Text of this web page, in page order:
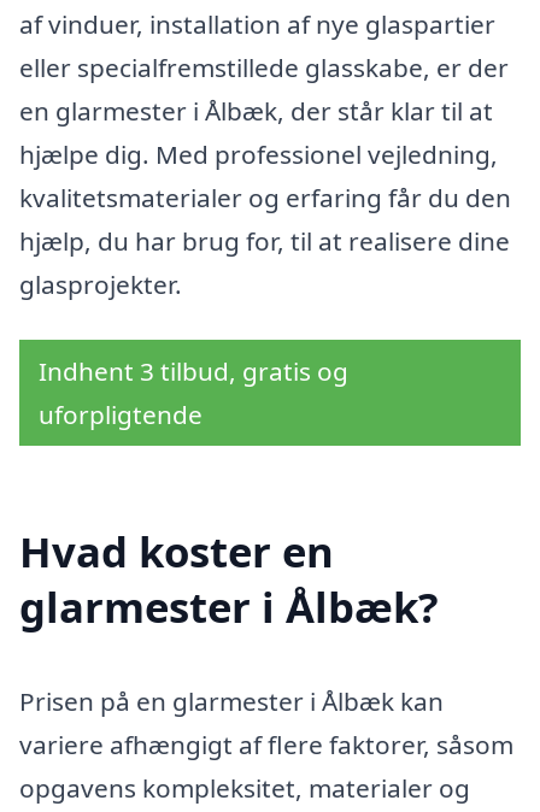
af vinduer, installation af nye glaspartier
eller specialfremstillede glasskabe, er der
en glarmester i Ålbæk, der står klar til at
hjælpe dig. Med professionel vejledning,
kvalitetsmaterialer og erfaring får du den
hjælp, du har brug for, til at realisere dine
glasprojekter.
Indhent 3 tilbud, gratis og
uforpligtende
Hvad koster en
glarmester i Ålbæk?
Prisen på en glarmester i Ålbæk kan
variere afhængigt af flere faktorer, såsom
opgavens kompleksitet, materialer og